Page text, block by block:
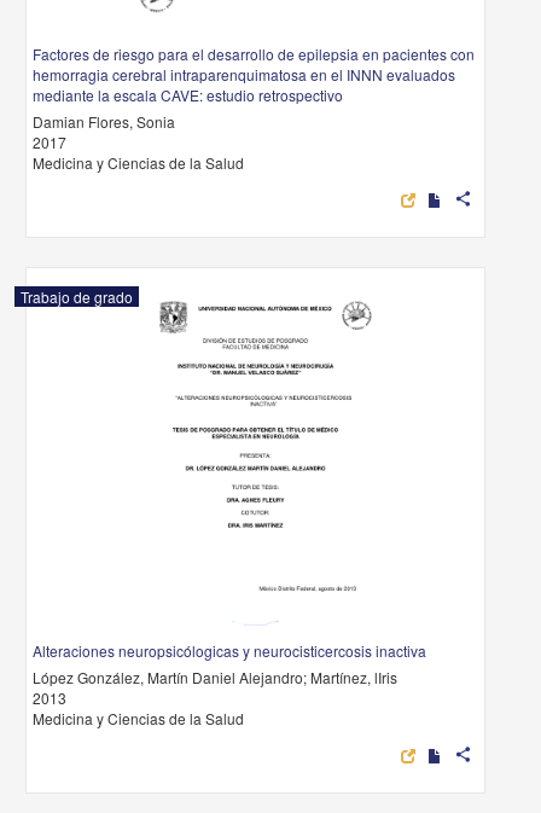
Factores de riesgo para el desarrollo de epilepsia en pacientes con
hemorragia cerebral intraparenquimatosa en el INNN evaluados
mediante la escala CAVE: estudio retrospectivo
Damian Flores, Sonia
2017
Medicina y Ciencias de la Salud
share
Trabajo de grado
Alteraciones neuropsicólogicas y neurocisticercosis inactiva
López González, Martín Daniel Alejandro; Martínez, lIris
2013
Medicina y Ciencias de la Salud
share